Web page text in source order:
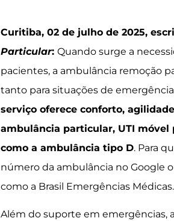
Curitiba, 02 de julho de 2025,
Particular:Quando surge a
pacientes, a ambulância remoção
tanto para situações de
serviço oferece conforto,
ambulância particular, UTI
como a ambulância tipo D. Para
número da ambulância no Google
como a Brasil Emergências Médicas.
Além do suporte em emergências,